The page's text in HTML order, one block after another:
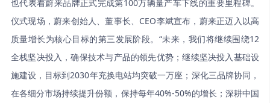
也代表着蔚来品牌正式完成第100万辆量产车下线的重要里程碑。
仪式现场，蔚来创始人、董事长、CEO李斌宣布，蔚来正迈入以高
质量增长为核心目标的第三发展阶段。“未来，我们将继续围绕12
全栈坚决投入，确保技术与产品的领先优势；继续坚决投入基础设
施建设，目标到2030年充换电站均突破一万座；深化三品牌协同，
在各细分市场持续提升份额，保持每年40%-50%的增长；深耕中国